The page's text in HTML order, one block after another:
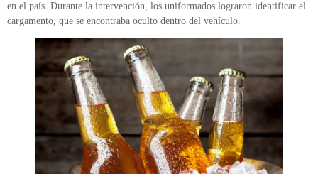
en el país. Durante la intervención, los uniformados lograron identificar el
cargamento, que se encontraba oculto dentro del vehículo.